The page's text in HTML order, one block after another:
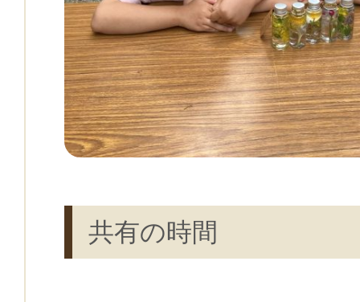
共有の時間